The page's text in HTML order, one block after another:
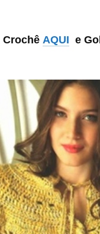
Crochê AQUI e